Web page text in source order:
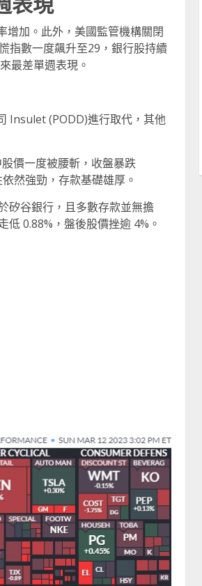
增加。此外，美國監管機構關閉
指數一度飆升至29，銀行股持續
最差單週表現。
Insulet (PODD)進行取代，其他
價一度被腰斬，收盤暴跌
然強勁，存款基礎雄厚。
矽谷銀行，且多數存款並無擔
0.88%，盤後股價挫逾 4%。